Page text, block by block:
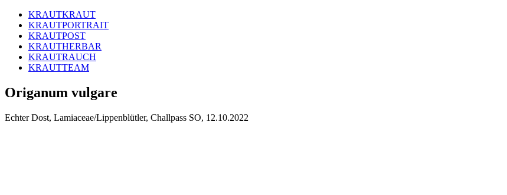
KRAUTKRAUT
KRAUTPORTRAIT
KRAUTPOST
KRAUTHERBAR
KRAUTRAUCH
KRAUTTEAM
Origanum vulgare
Echter Dost, Lamiaceae/Lippenblütler, Challpass SO, 12.10.2022